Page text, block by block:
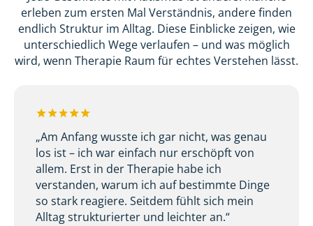
erleben zum ersten Mal Verständnis, andere finden
endlich Struktur im Alltag. Diese Einblicke zeigen, wie
unterschiedlich Wege verlaufen – und was möglich
wird, wenn Therapie Raum für echtes Verstehen lässt.
„Am Anfang wusste ich gar nicht, was genau
los ist – ich war einfach nur erschöpft von
allem. Erst in der Therapie habe ich
verstanden, warum ich auf bestimmte Dinge
so stark reagiere. Seitdem fühlt sich mein
Alltag strukturierter und leichter an.“